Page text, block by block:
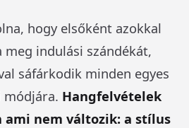
hogy elsőként azokkal
meg indulási szándékát,
sáfárkodik minden egyes
módjára. Hangfelvételek
ami nem változik: a stílus